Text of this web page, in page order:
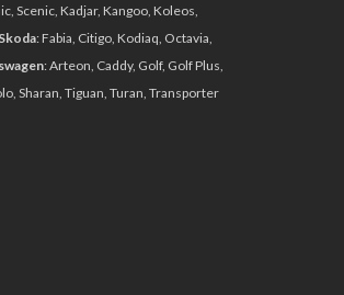
к Packtalk Edge? Хорошие новости:
прокрутки. Для включения и
время поездки. Кроме того, кнопки
звонок, включение музыки
— это использование приложения на
FM-радио, совершать телефонные
Edge является использование
Устройство также распознает «Hey
Выучить все доступные команды —
Scenic, Kadjar, Kangoo, Koleos,
Skoda: Fabia, Citigo, Kodiaq, Octavia,
: Arteon, Caddy, Golf, Golf Plus,
Sharan, Tiguan, Turan, Transporter